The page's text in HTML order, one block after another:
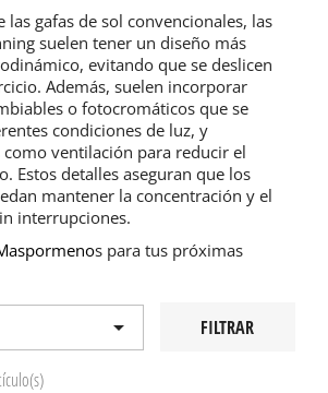
las gafas de sol convencionales, las
suelen tener un diseño más
evitando que se deslicen
Además, suelen incorporar
o fotocromáticos que se
condiciones de luz, y
como ventilación para reducir el
Estos detalles aseguran que los
mantener la concentración y el
interrupciones.
s para tus próximas
 FILTRAR